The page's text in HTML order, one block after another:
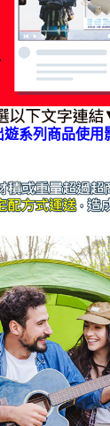
系列商品使